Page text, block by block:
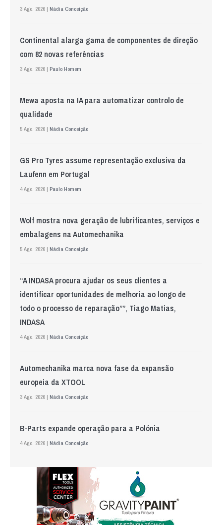
3 Ago. 2026 | Nádia Conceição
Continental alarga gama de componentes de direção
com 82 novas referências
3 Ago. 2026 | Paulo Homem
Mewa aposta na IA para automatizar controlo de
qualidade
5 Ago. 2026 | Nádia Conceição
GS Pro Tyres assume representação exclusiva da
Laufenn em Portugal
4 Ago. 2026 | Paulo Homem
Wolf mostra nova geração de lubrificantes, serviços e
embalagens na Automechanika
5 Ago. 2026 | Nádia Conceição
“A INDASA procura ajudar os seus clientes a
identificar oportunidades de melhoria ao longo de
todo o processo de reparação””, Tiago Matias,
INDASA
4 Ago. 2026 | Nádia Conceição
Automechanika marca nova fase da expansão
europeia da XTOOL
3 Ago. 2026 | Nádia Conceição
B-Parts expande operação para a Polónia
4 Ago. 2026 | Nádia Conceição